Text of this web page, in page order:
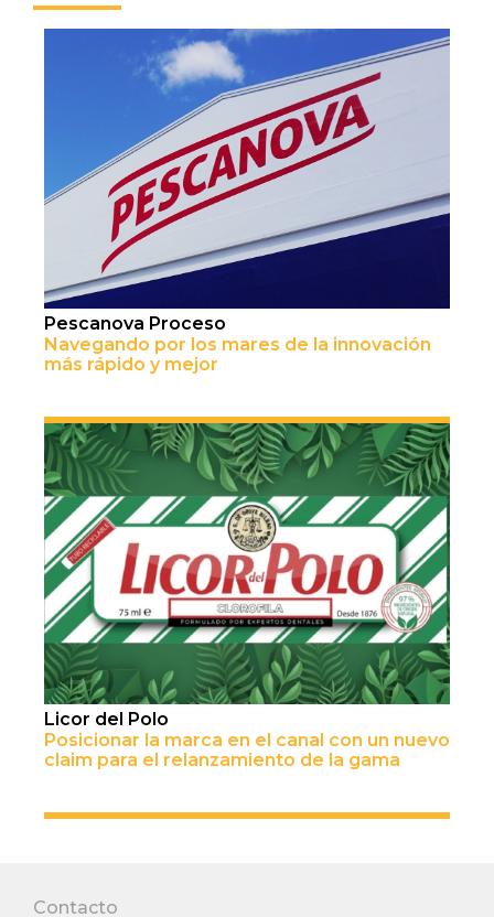
Pescanova Proceso
Navegando por los mares de la innovación
más rápido y mejor
Licor del Polo
Posicionar la marca en el canal con un nuevo
claim para el relanzamiento de la gama
Contacto